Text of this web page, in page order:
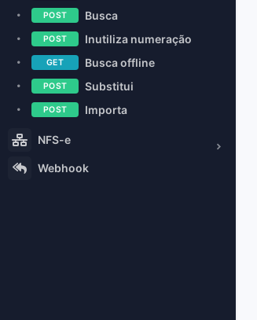
POST Busca
POST Inutiliza numeração
GET Busca offline
POST Substitui
POST Importa
NFS-e
Webhook